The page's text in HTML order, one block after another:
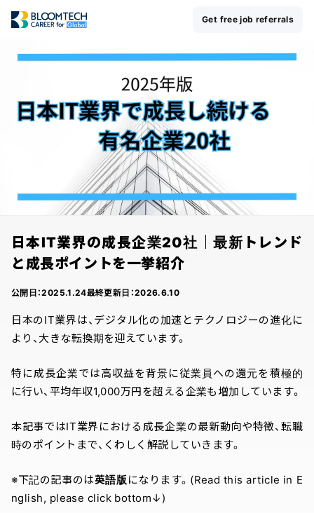
Get free job referrals
日本IT業界の成長企業20社｜最新トレンド
と成長ポイントを一挙紹介
公開日：2025.1.24最終更新日：2026.6.10
日本のIT業界は、デジタル化の加速とテクノロジーの進化に
より、大きな転換期を迎えています。
特に成長企業では高収益を背景に従業員への還元を積極的
に行い、平均年収1,000万円を超える企業も増加しています。
本記事ではIT業界における成長企業の最新動向や特徴、転職
時のポイントまで、くわしく解説していきます。
※下記の記事のは英語版になります。(Read this article in E
nglish, please click bottom↓)